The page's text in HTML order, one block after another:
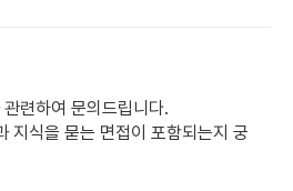
련하여 문의드립니다.
지식을 묻는 면접이 포함되는지 궁